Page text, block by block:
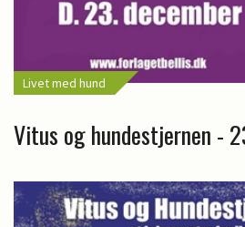
Livet med hund
Vitus og hundestjernen -